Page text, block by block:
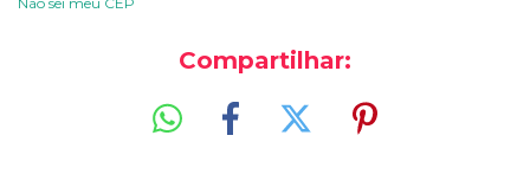
Compartilhar: